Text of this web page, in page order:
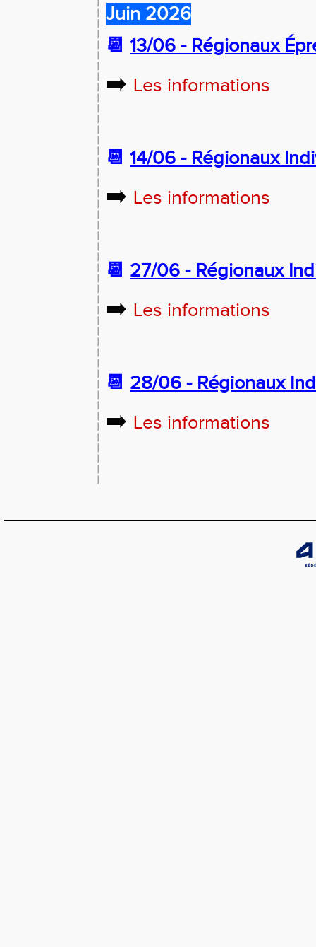
Juin 2026
📆 13/06 - Régionaux
➡️ Les informations
📆 14/06 - Régionaux
➡️ Les informations
📆 27/06 - Régionaux
➡️ Les informations
📆 28/06 - Régionaux
➡️ Les informations